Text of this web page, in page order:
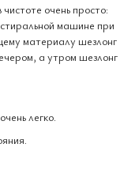
очень просто:
стиральной машине при
материалу шезлонг
а утром шезлонг
легко.